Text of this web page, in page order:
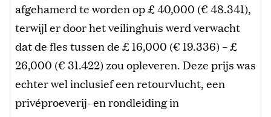
afgehamerd te worden op £ 40,000 (€ 48.341),
terwijl er door het veilinghuis werd verwacht
dat de fles tussen de £ 16,000 (€ 19.336) – £
26,000 (€ 31.422) zou opleveren. Deze prijs was
echter wel inclusief een retourvlucht, een
privéproeverij- en rondleiding in